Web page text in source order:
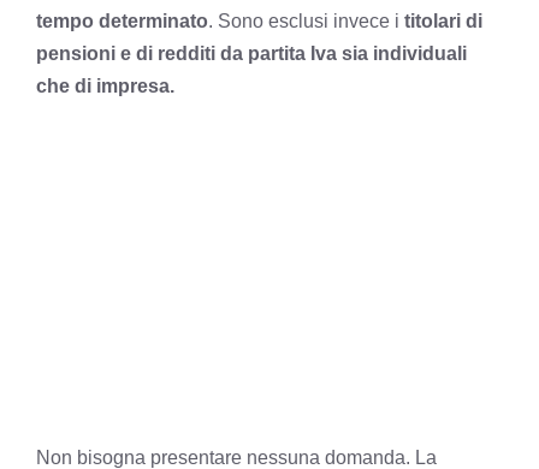
tempo determinato. Sono esclusi invece i titolari di
pensioni e di redditi da partita Iva sia individuali
che di impresa.
Non bisogna presentare nessuna domanda. La